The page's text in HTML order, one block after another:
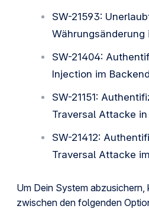
SW-21593:
Währungsänderung
SW-21404:
Injection im Backend
SW-21151:
Traversal Attacke in
SW-21412:
Traversal Attacke
Um Dein System abzusichern,
zwischen den folgenden